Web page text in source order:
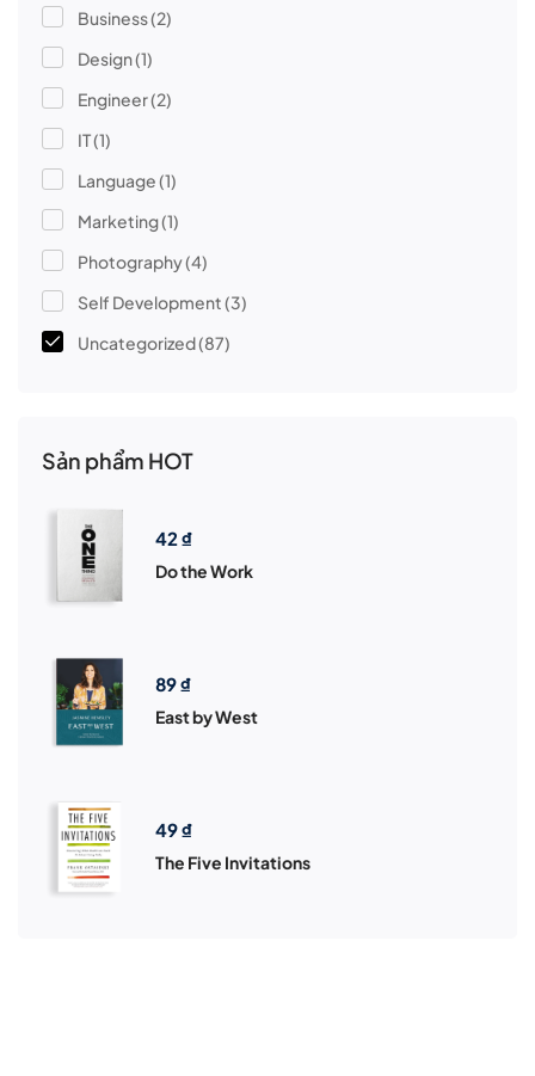
Business(2)
Design(1)
Engineer(2)
IT(1)
Language(1)
Marketing(1)
Photography(4)
Self Development(3)
Uncategorized(87)
Sản phẩm HOT
42 ₫
Do the Work
89₫
East by West
49₫
The Five Invitations